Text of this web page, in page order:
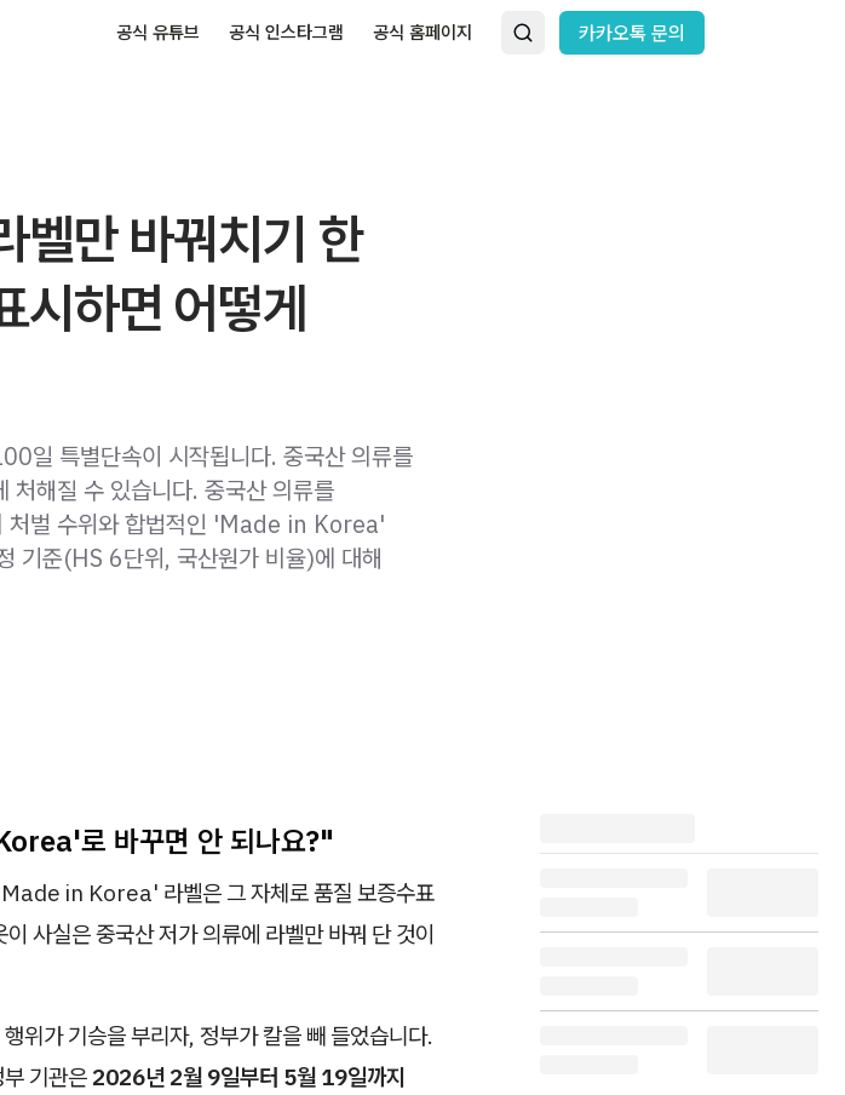
공식 유튜브 공식 인스타그램 공식 홈페이지 카카오톡 문의
벨만 바꿔치기 한
시하면 어떻게
일 특별단속이 시작됩니다. 중국산 의류를
처해질 수 있습니다. 중국산 의류를
처벌 수위와 합법적인 'Made in Korea'
기준(HS 6단위, 국산원가 비율)에 대해
로 바꾸면 안 되나요?"
in Korea' 라벨은 그 자체로 품질 보증수표
사실은 중국산 저가 의류에 라벨만 바꿔 단 것이
위가 기승을 부리자, 정부가 칼을 빼 들었습니다.
기관은 2026년 2월 9일부터 5월 19일까지